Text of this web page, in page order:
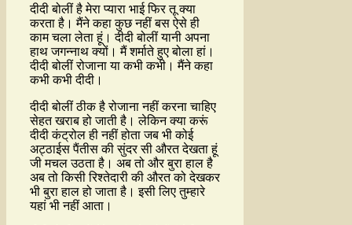
दीदी बोलीं है मेरा प्यारा भाई फिर तू क्या
करता है। मैंने कहा कुछ नहीं बस ऐसे ही
काम चला लेता हूं। दीदी बोलीं यानी अपना
हाथ जगन्नाथ क्यों। मैं शर्माते हुए बोला हां।
दीदी बोलीं रोजाना या कभी कभी। मैंने कहा
कभी कभी दीदी।
दीदी बोलीं ठीक है रोजाना नहीं करना चाहिए
सेहत खराब हो जाती है। लेकिन क्या करूं
दीदी कंट्रोल ही नहीं होता जब भी कोई
अट्ठाईस पैंतीस की सुंदर सी औरत देखता हूं
जी मचल उठता है। अब तो और बुरा हाल है
अब तो किसी रिश्तेदारी की औरत को देखकर
भी बुरा हाल हो जाता है। इसी लिए तुम्हारे
यहां भी नहीं आता।